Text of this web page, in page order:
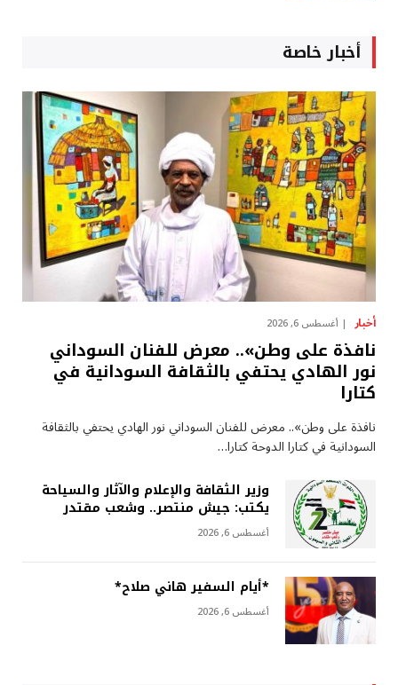
أخبار خاصة
أخبار أغسطس 6, 2026
نافذة على وطن».. معرض للفنان السوداني
نور الهادي يحتفي بالثقافة السودانية في
كتارا
نافذة على وطن».. معرض للفنان السوداني نور الهادي يحتفي بالثقافة
السودانية في كتارا الدوحة كتارا…
وزير الثقافة والإعلام والآثار والسياحة
يكتب: جيش منتصر.. وشعب مقتدر
أغسطس 6, 2026
*أيام السفير هاني صلاح*
أغسطس 6, 2026